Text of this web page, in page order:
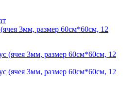
3мм, размер 60см*60см, 12